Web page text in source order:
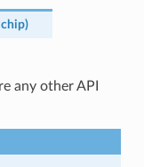
chip)
any other API